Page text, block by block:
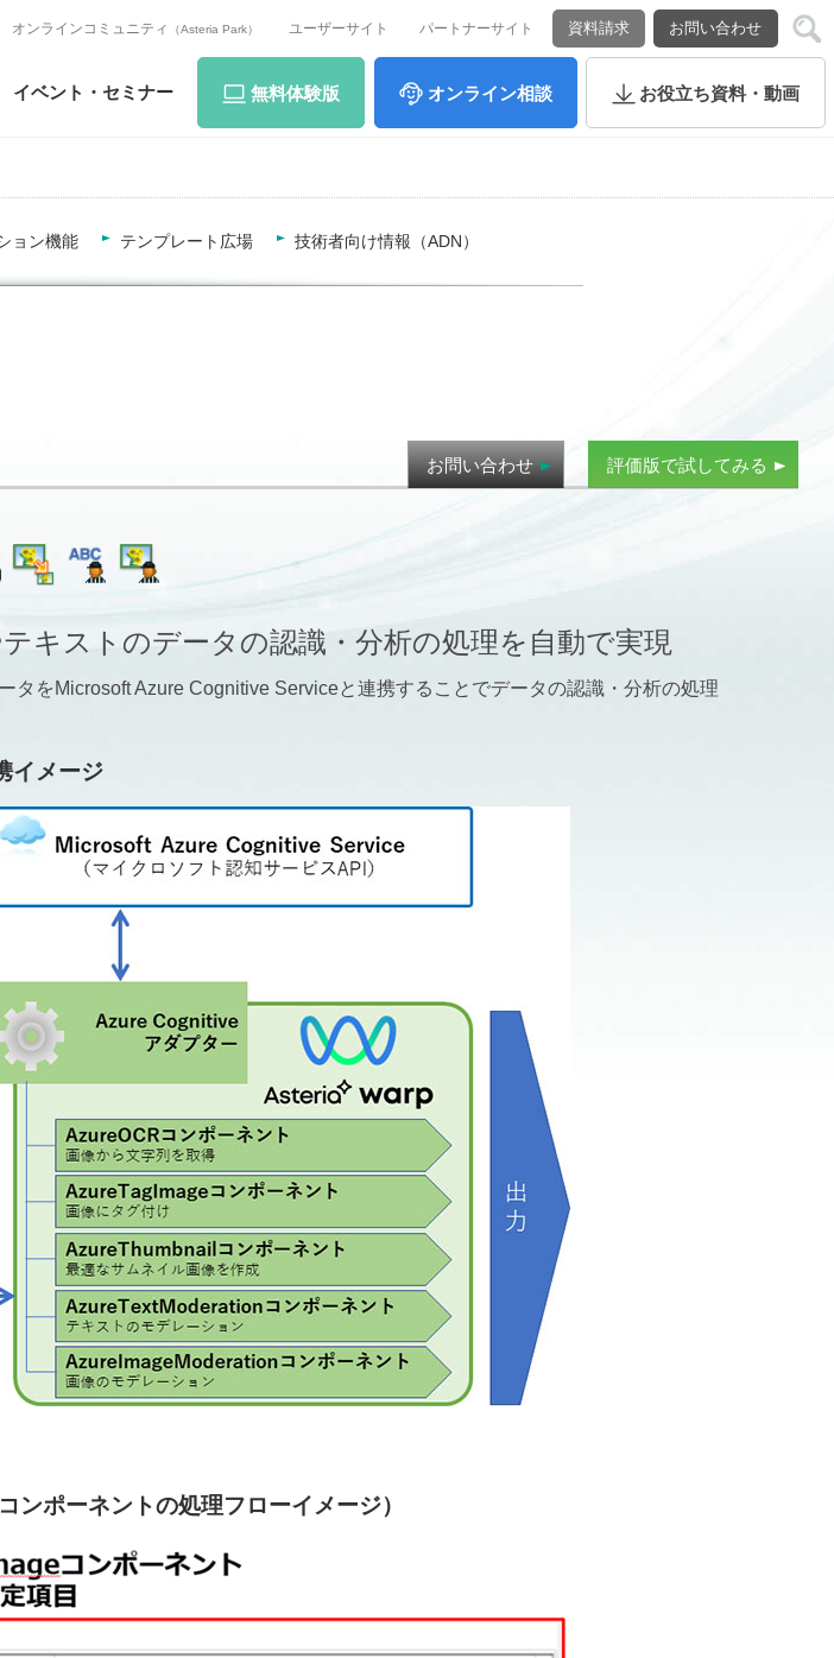
オンラインコミュニティ （Asteria Park） ユーザーサイト パートナーサイト 資料請求 お問い合わせ
イベント・ セミナー 無料体験版 オンライン相談 お役立ち資料・動画
ョン機能 テンプレート広場 技術者向け情報（ADN）
お問い合わせ 評価版で試してみる
キストのデータの認識・分析の処理を自動で実現
をMicrosoft Azure Cognitive Serviceと連携することでデータの認識・分析の処理
イメージ
ポーネントの処理フローイメージ）